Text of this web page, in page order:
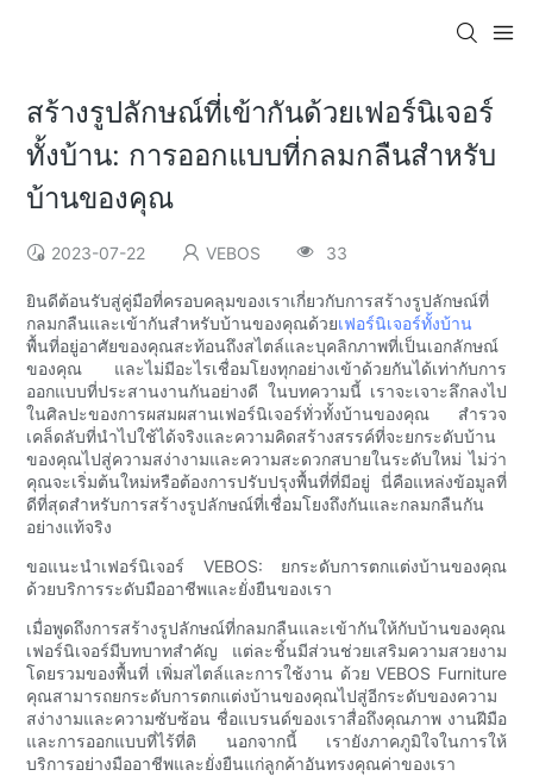
สร้างรูปลักษณ์ที่เข้ากันด้วยเฟอร์นิเจอร์
ทั้งบ้าน: การออกแบบที่กลมกลืนสำหรับ
บ้านของคุณ
2023-07-22 VEBOS 33
ยินดีต้อนรับสู่คู่มือที่ครอบคลุมของเราเกี่ยวกับการสร้างรูปลักษณ์ที่
กลมกลืนและเข้ากันสำหรับบ้านของคุณด้วยเฟอร์นิเจอร์ทั้งบ้าน
พื้นที่อยู่อาศัยของคุณสะท้อนถึงสไตล์และบุคลิกภาพที่เป็นเอกลักษณ์
ของคุณ และไม่มีอะไรเชื่อมโยงทุกอย่างเข้าด้วยกันได้เท่ากับการ
ออกแบบที่ประสานงานกันอย่างดี ในบทความนี้ เราจะเจาะลึกลงไป
ในศิลปะของการผสมผสานเฟอร์นิเจอร์ทั่วทั้งบ้านของคุณ สำรวจ
เคล็ดลับที่นำไปใช้ได้จริงและความคิดสร้างสรรค์ที่จะยกระดับบ้าน
ของคุณไปสู่ความสง่างามและความสะดวกสบายในระดับใหม่ ไม่ว่า
คุณจะเริ่มต้นใหม่หรือต้องการปรับปรุงพื้นที่ที่มีอยู่ นี่คือแหล่งข้อมูลที่
ดีที่สุดสำหรับการสร้างรูปลักษณ์ที่เชื่อมโยงถึงกันและกลมกลืนกัน
อย่างแท้จริง
ขอแนะนำเฟอร์นิเจอร์ VEBOS: ยกระดับการตกแต่งบ้านของคุณ
ด้วยบริการระดับมืออาชีพและยั่งยืนของเรา
เมื่อพูดถึงการสร้างรูปลักษณ์ที่กลมกลืนและเข้ากันให้กับบ้านของคุณ
เฟอร์นิเจอร์มีบทบาทสำคัญ แต่ละชิ้นมีส่วนช่วยเสริมความสวยงาม
โดยรวมของพื้นที่ เพิ่มสไตล์และการใช้งาน ด้วย VEBOS Furniture
คุณสามารถยกระดับการตกแต่งบ้านของคุณไปสู่อีกระดับของความ
สง่างามและความซับซ้อน ชื่อแบรนด์ของเราสื่อถึงคุณภาพ งานฝีมือ
และการออกแบบที่ไร้ที่ติ นอกจากนี้ เรายังภาคภูมิใจในการให้
บริการอย่างมืออาชีพและยั่งยืนแก่ลูกค้าอันทรงคุณค่าของเรา